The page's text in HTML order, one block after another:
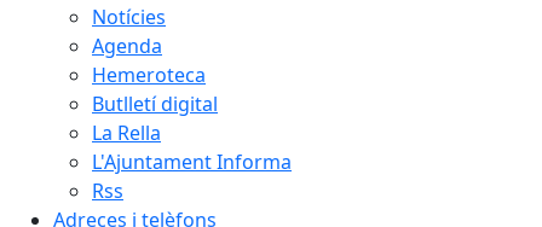
Notícies
Agenda
Hemeroteca
Butlletí digital
La Rella
L'Ajuntament Informa
Rss
Adreces i telèfons